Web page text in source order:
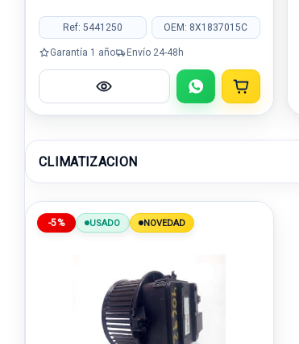
Ref: 5441250 OEM: 8X1837015C
Garantía 1 año Envío 24-48h
CLIMATIZACION
-5% USADO NOVEDAD